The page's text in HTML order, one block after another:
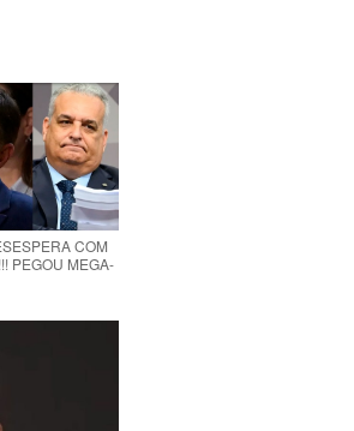
COM
PEGOU MEGA-